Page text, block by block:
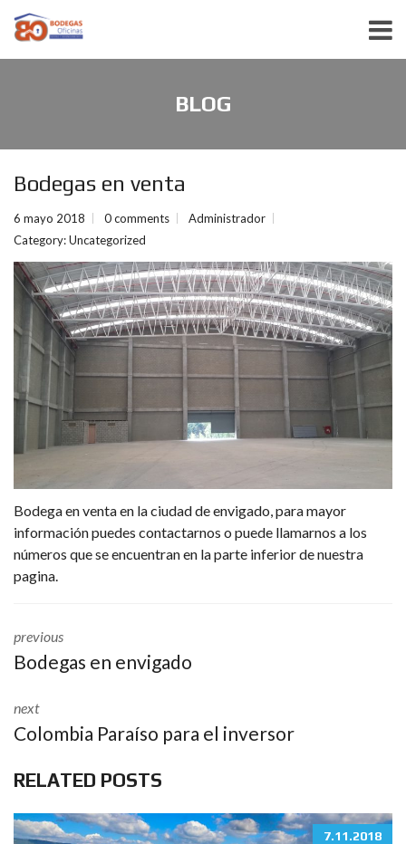
BLOG
Bodegas en venta
6 mayo 2018 0 comments
Administrador
Category:Uncategorized
Bodega en venta en la ciudad de envigado, para mayor
información puedes contactarnos o puede llamarnos a los
números que se encuentran en la parte inferior de nuestra
pagina.
previous
Bodegas en envigado
next
Colombia Paraíso para el inversor
RELATED POSTS
7.11.2018